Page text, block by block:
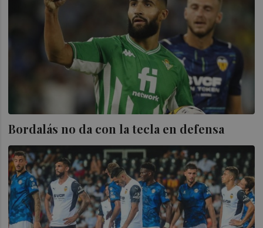
Bordalás no da con la tecla en defensa